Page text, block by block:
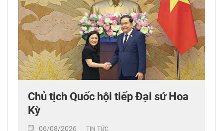
Chủ tịch Quốc hội tiếp Đại sứ Hoa
Kỳ
06/08/2026 TIN TỨC